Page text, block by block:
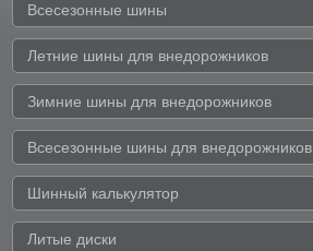
Всесезонные шины
Летние шины для внедорожников
Зимние шины для внедорожников
Всесезонные шины для внедорожников
Шинный калькулятор
Литые диски